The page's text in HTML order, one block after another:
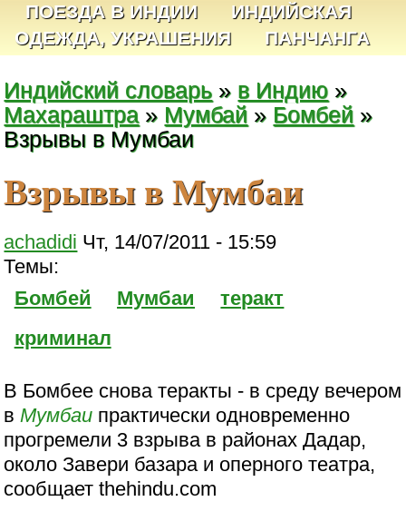
ПОЕЗДА В ИНДИИ
ИНДИЙСКАЯ
ОДЕЖДА, УКРАШЕНИЯ
ПАНЧАНГА
Индийский словарь » в Индию »
Махараштра » Мумбай » Бомбей »
Взрывы в Мумбаи
Взрывы в Мумбаи
achadidi Чт, 14/07/2011 - 15:59
Темы:
Бомбей
Мумбаи
теракт
криминал
В Бомбее снова теракты - в среду вечером
в Мумбаи практически одновременно
прогремели 3 взрыва в районах Дадар,
около Завери базара и оперного театра,
сообщает thehindu.com